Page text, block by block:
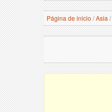
Página de inicio /Asia /